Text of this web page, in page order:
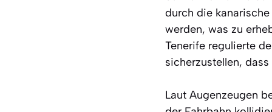
durch die
werden, was zu
Tenerife regulierte
sicherzustellen,
Laut Augenzeugen